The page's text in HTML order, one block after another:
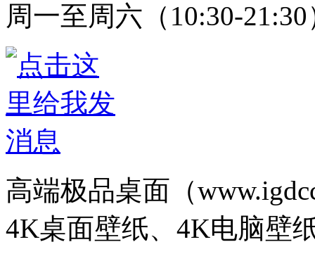
周一至周六（10:30-21:30
高端极品桌面（
4K桌面壁纸、4K电脑壁